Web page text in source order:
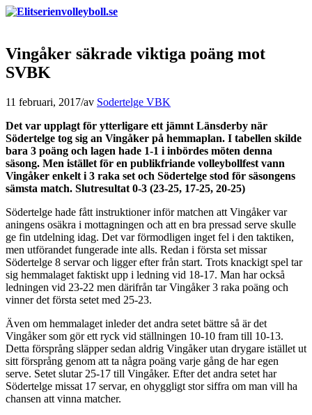
Vingåker säkrade viktiga poäng mot
SVBK
11 februari, 2017/av Sodertelge VBK
Det var upplagt för ytterligare ett jämnt Länsderby när
Södertelge tog sig an Vingåker på hemmaplan. I tabellen skilde
bara 3 poäng och lagen hade 1-1 i inbördes möten denna
säsong. Men istället för en publikfriande volleybollfest vann
Vingåker enkelt i 3 raka set och Södertelge stod för säsongens
sämsta match. Slutresultat 0-3 (23-25, 17-25, 20-25)
Södertelge hade fått instruktioner inför matchen att Vingåker var
aningens osäkra i mottagningen och att en bra pressad serve skulle
ge fin utdelning idag. Det var förmodligen inget fel i den taktiken,
men utförandet fungerade inte alls. Redan i första set missar
Södertelge 8 servar och ligger efter från start. Trots knackigt spel tar
sig hemmalaget faktiskt upp i ledning vid 18-17. Man har också
ledningen vid 23-22 men därifrån tar Vingåker 3 raka poäng och
vinner det första setet med 25-23.
Även om hemmalaget inleder det andra setet bättre så är det
Vingåker som gör ett ryck vid ställningen 10-10 fram till 10-13.
Detta försprång släpper sedan aldrig Vingåker utan drygare istället ut
sitt försprång genom att ta några poäng varje gång de har egen
serve. Setet slutar 25-17 till Vingåker. Efter det andra setet har
Södertelge missat 17 servar, en ohyggligt stor siffra om man vill ha
chansen att vinna matcher.